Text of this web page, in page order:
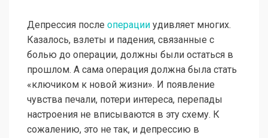
Депрессия после операции удивляет многих.
Казалось, взлеты и падения, связанные с
болью до операции, должны были остаться в
прошлом. А сама операция должна была стать
«ключиком к новой жизни». И появление
чувства печали, потери интереса, перепады
настроения не вписываются в эту схему. К
сожалению, это не так, и депрессию в